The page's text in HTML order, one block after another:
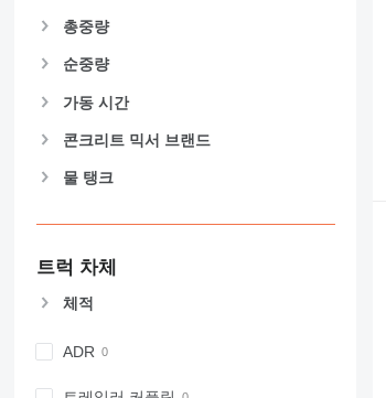
총중량
순중량
가동 시간
콘크리트 믹서 브랜드
물 탱크
트럭 차체
체적
ADR